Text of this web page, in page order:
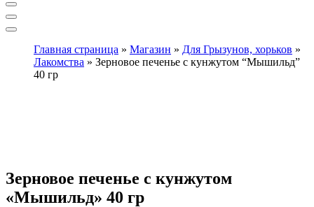
Главная страница » Магазин » Для Грызунов, хорьков »
Лакомства » Зерновое печенье с кунжутом “Мышильд”
40 гр
Зерновое печенье с кунжутом
«Мышильд» 40 гр